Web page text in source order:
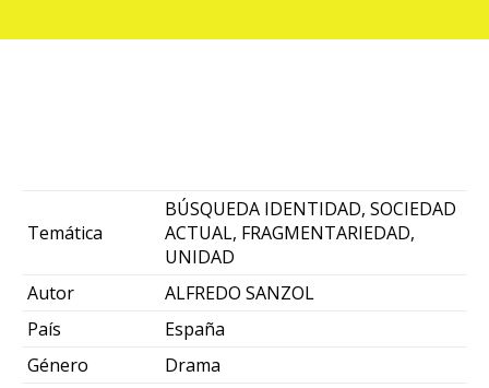
Temática
BÚSQUEDA IDENTIDAD, SOCIEDAD
ACTUAL, FRAGMENTARIEDAD,
UNIDAD
Autor
ALFREDO SANZOL
País
España
Género
Drama